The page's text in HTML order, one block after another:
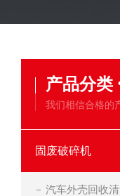
产品分类
我们相信合格的
固废破碎机
汽车外壳回收